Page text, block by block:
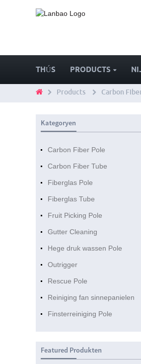
THÚS PRODUCTS
Products Carbon
Kategoryen
Carbon Fiber Pole
Carbon Fiber Tube
Fiberglas Pole
Fiberglas Tube
Fruit Picking Pole
Gutter Cleaning
Hege druk wassen Pole
Outrigger
Rescue Pole
Reiniging fan sinnepanielen
Finsterreiniging Pole
Featured Produkten